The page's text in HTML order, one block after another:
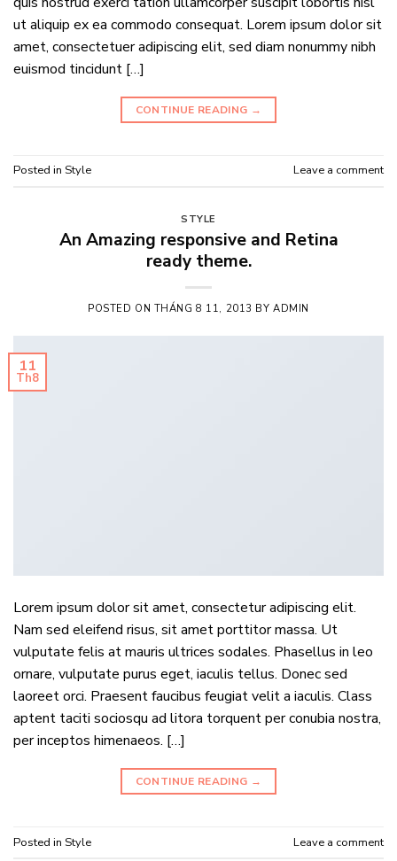
ut aliquip ex ea commodo consequat. Lorem ipsum dolor sit
amet, consectetuer adipiscing elit, sed diam nonummy nibh
euismod tincidunt […]
CONTINUE READING →
Posted in Style Leave a comment
STYLE
An Amazing responsive and Retina
ready theme.
POSTED ON THÁNG 8 11, 2013 BY ADMIN
11
Th8
Lorem ipsum dolor sit amet, consectetur adipiscing elit.
Nam sed eleifend risus, sit amet porttitor massa. Ut
vulputate felis at mauris ultrices sodales. Phasellus in leo
ornare, vulputate purus eget, iaculis tellus. Donec sed
laoreet orci. Praesent faucibus feugiat velit a iaculis. Class
aptent taciti sociosqu ad litora torquent per conubia nostra,
per inceptos himenaeos. […]
CONTINUE READING →
Posted in Style Leave a comment